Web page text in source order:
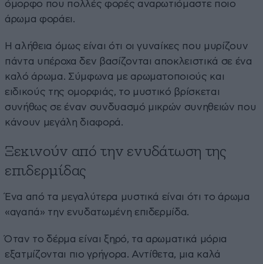
όμορφο που πολλές φορές αναρωτιόμαστε ποιο
άρωμα φοράει.
Η αλήθεια όμως είναι ότι οι γυναίκες που μυρίζουν
πάντα υπέροχα δεν βασίζονται αποκλειστικά σε ένα
καλό άρωμα. Σύμφωνα με αρωματοποιούς και
ειδικούς της ομορφιάς, το μυστικό βρίσκεται
συνήθως σε έναν συνδυασμό μικρών συνηθειών που
κάνουν μεγάλη διαφορά.
Ξεκινούν από την ενυδάτωση της
επιδερμίδας
Ένα από τα μεγαλύτερα μυστικά είναι ότι το άρωμα
«αγαπά» την ενυδατωμένη επιδερμίδα.
Όταν το δέρμα είναι ξηρό, τα αρωματικά μόρια
εξατμίζονται πιο γρήγορα. Αντίθετα, μια καλά